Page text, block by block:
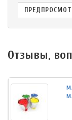
Отзывы,